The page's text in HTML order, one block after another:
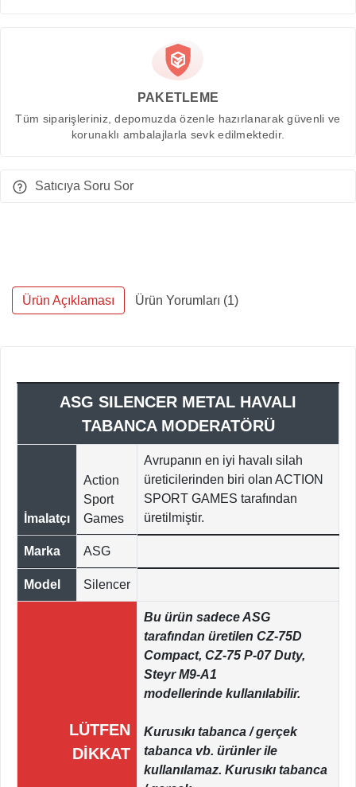
PAKETLEME
Tüm siparişleriniz, depomuzda özenle hazırlanarak güvenli ve
korunaklı ambalajlarla sevk edilmektedir.
Satıcıya Soru Sor
Ürün Açıklaması Ürün Yorumları (1)
ASG SILENCER METAL HAVALI
TABANCA MODERATÖRÜ
İmalatçı
Action
Sport
Games
Avrupanın en iyi havalı silah
üreticilerinden biri olan ACTION
SPORT GAMES tarafından
üretilmiştir.
Marka ASG
Model Silencer
LÜTFEN
DİKKAT
Bu ürün sadece ASG
tarafından üretilen CZ-75D
Compact, CZ-75 P-07 Duty,
Steyr M9-A1
modellerinde kullanılabilir.
Kurusıkı tabanca / gerçek
tabanca vb. ürünler ile
kullanılamaz. Kurusıkı tabanca